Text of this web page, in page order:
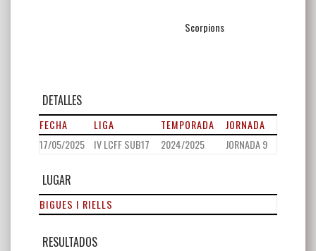
Scorpions
DETALLES
FECHA LIGA TEMPORADA
JORNADA
17/05/2025
IV LCFF SUB17 2024/2025 JORNADA 9
LUGAR
BIGUES I RIELLS
RESULTADOS